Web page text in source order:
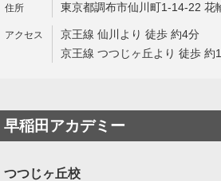
東京都調布市仙川町1-14-22 花
京王線 仙川より 徒歩 約4分
京王線 つつじヶ丘より 徒歩 約
早稲田アカデミー
つつじヶ丘校